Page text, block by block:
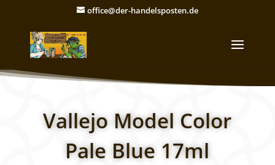
office@der-handelsposten.de
Vallejo Model Color
Pale Blue 17ml